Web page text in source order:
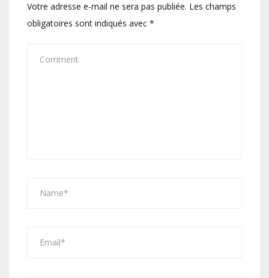
Votre adresse e-mail ne sera pas publiée. Les champs
obligatoires sont indiqués avec *